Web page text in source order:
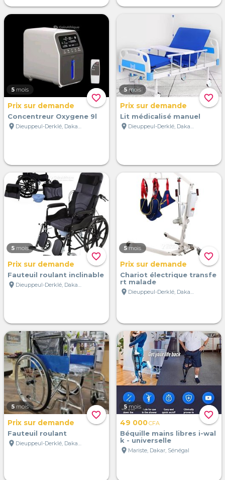
favorite_border
5 mois
Prix sur demande
Concentreur Oxygene 9l
location_on
Dieuppeul-Derklé, Dakar, Sénégal
favorite_border
5 mois
Prix sur demande
Lit médicalisé manuel
location_on
Dieuppeul-Derklé, Dakar, Sénégal
favorite_border
5 mois
Prix sur demande
Fauteuil roulant inclinable
location_on
Dieuppeul-Derklé, Dakar, Sénégal
favorite_border
5 mois
Prix sur demande
Chariot électrique transfe
rt malade
location_on
Dieuppeul-Derklé, Dakar, Sénégal
favorite_border
5 mois
Prix sur demande
Fauteuil roulant
location_on
Dieuppeul-Derklé, Dakar, Sénégal
favorite_border
5 mois
49 000CFA
Béquille mains libres i-wal
k - universelle
location_on Mariste, Dakar, Sénégal